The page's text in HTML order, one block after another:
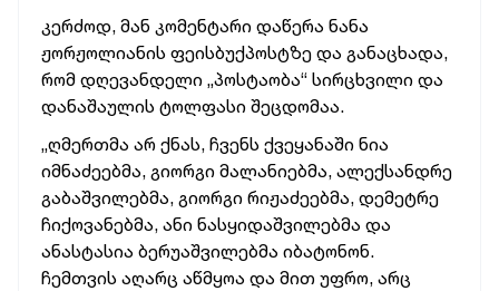
კერძოდ, მან კომენტარი დაწერა ნანა
ჟორჟოლიანის ფეისბუქპოსტზე და განაცხადა,
რომ დღევანდელი „პოსტაობა“ სირცხვილი და
დანაშაულის ტოლფასი შეცდომაა.
„ღმერთმა არ ქნას, ჩვენს ქვეყანაში ნია
იმნაძეებმა, გიორგი მალანიებმა, ალექსანდრე
გაბაშვილებმა, გიორგი რიჟაძეებმა, დემეტრე
ჩიქოვანებმა, ანი ნასყიდაშვილებმა და
ანასტასია ბერუაშვილებმა იბატონონ.
ჩემთვის აღარც აწმყოა და მით უფრო, არც